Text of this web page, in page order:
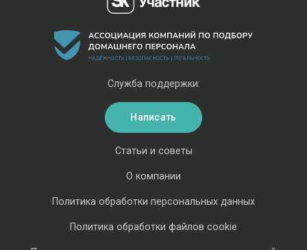
Статьи и советы
О компании
Политика обработки персональных данных
Политика обработки файлов cookie
Служба поддержки:
Написать